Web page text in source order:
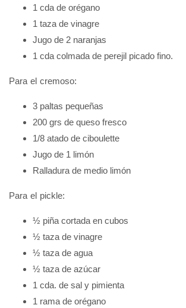
1 cda de orégano
1 taza de vinagre
Jugo de 2 naranjas
1 cda colmada de perejil picado fino.
Para el cremoso:
3 paltas pequeñas
200 grs de queso fresco
1/8 atado de ciboulette
Jugo de 1 limón
Ralladura de medio limón
Para el pickle:
½ piña cortada en cubos
½ taza de vinagre
½ taza de agua
½ taza de azúcar
1 cda. de sal y pimienta
1 rama de orégano